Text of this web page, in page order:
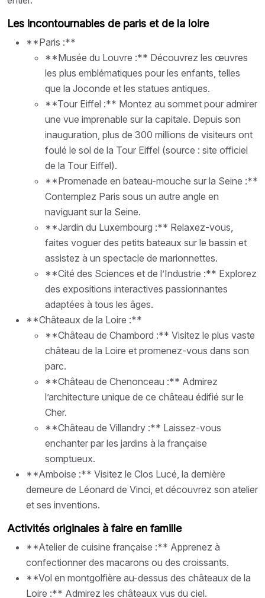
Les incontournables de paris et de la loire
**Paris :**
**Musée du Louvre :** Découvrez les œuvres
les plus emblématiques pour les enfants, telles
que la Joconde et les statues antiques.
**Tour Eiffel :** Montez au sommet pour admirer
une vue imprenable sur la capitale. Depuis son
inauguration, plus de 300 millions de visiteurs ont
foulé le sol de la Tour Eiffel (source : site officiel
de la Tour Eiffel).
**Promenade en bateau-mouche sur la Seine :**
Contemplez Paris sous un autre angle en
naviguant sur la Seine.
**Jardin du Luxembourg :** Relaxez-vous,
faites voguer des petits bateaux sur le bassin et
assistez à un spectacle de marionnettes.
**Cité des Sciences et de l’Industrie :** Explorez
des expositions interactives passionnantes
adaptées à tous les âges.
**Châteaux de la Loire :**
**Château de Chambord :** Visitez le plus vaste
château de la Loire et promenez-vous dans son
parc.
**Château de Chenonceau :** Admirez
l’architecture unique de ce château édifié sur le
Cher.
**Château de Villandry :** Laissez-vous
enchanter par les jardins à la française
somptueux.
**Amboise :** Visitez le Clos Lucé, la dernière
demeure de Léonard de Vinci, et découvrez son atelier
et ses inventions.
Activités originales à faire en famille
**Atelier de cuisine française :** Apprenez à
confectionner des macarons ou des croissants.
**Vol en montgolfière au-dessus des châteaux de la
Loire :** Admirez les châteaux vus du ciel.